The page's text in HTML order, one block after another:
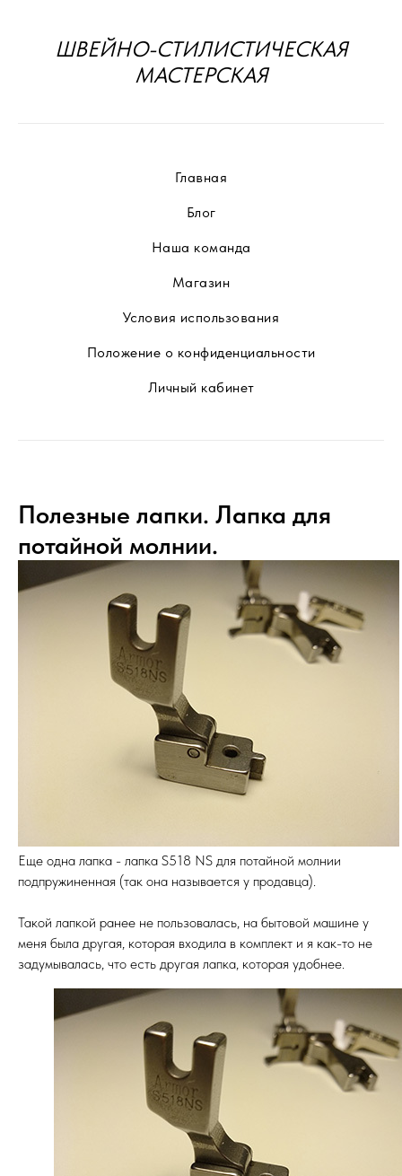
ШВЕЙНО-СТИЛИСТИЧЕСКАЯ
МАСТЕРСКАЯ
Главная
Блог
Наша команда
Магазин
Условия использования
Положение о конфиденциальности
Личный кабинет
Полезные лапки. Лапка для
потайной молнии.
Еще одна лапка - лапка S518 NS для потайной молнии
подпружиненная (так она называется у продавца).
Такой лапкой ранее не пользовалась, на бытовой машине у
меня была другая, которая входила в комплект и я как-то не
задумывалась, что есть другая лапка, которая удобнее.